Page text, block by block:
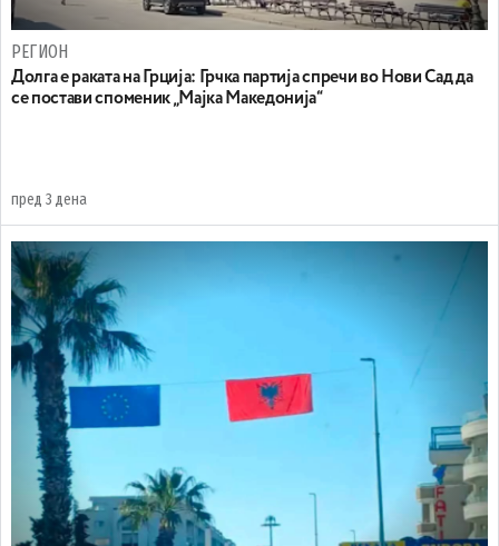
РЕГИОН
Долга е раката на Грција: Грчка партија спречи во Нови Сад да
се постави споменик „Мајка Македонија“
пред 3 дена